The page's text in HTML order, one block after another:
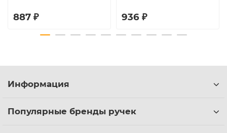
887 ₽ 936 ₽
Информация
Популярные бренды ручек